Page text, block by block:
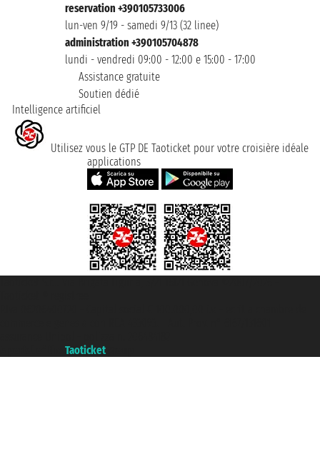
reservation +390105733006
lun-ven 9/19 - samedi 9/13 (32 linee)
administration +390105704878
lundi - vendredi 09:00 - 12:00 e 15:00 - 17:00
Assistance gratuite
Soutien dédié
Intelligence artificiel
Utilisez vous le GTP DE Taoticket pour votre croisière idéale
applications
Taoticket